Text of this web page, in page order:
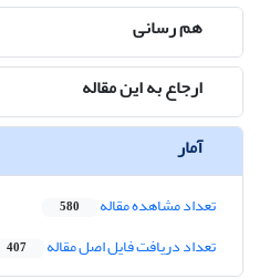
هم رسانی
ارجاع به این مقاله
آمار
تعداد مشاهده مقاله 580
تعداد دریافت فایل اصل مقاله 407